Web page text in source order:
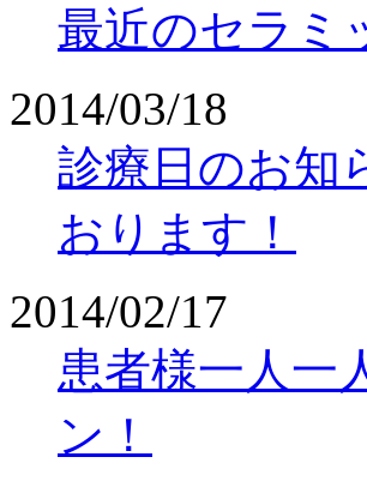
最近のセラミ
2014/03/18
診療日のお知
おります！
2014/02/17
患者様一人一
ン！